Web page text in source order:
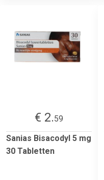
€ 2.59
Sanias Bisacodyl 5 mg
30 Tabletten